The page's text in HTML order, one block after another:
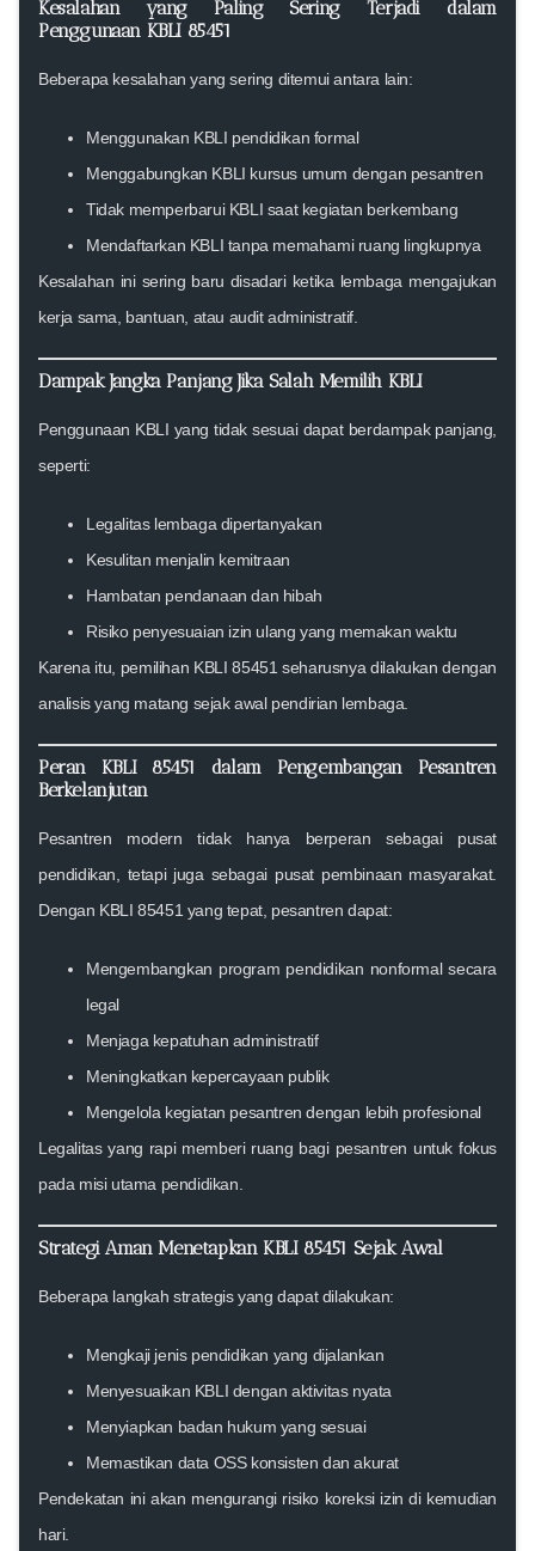
Kesalahan yang Paling Sering Terjadi dalam
Penggunaan KBLI 85451
Beberapa kesalahan yang sering ditemui antara lain:
Menggunakan KBLI pendidikan formal
Menggabungkan KBLI kursus umum dengan pesantren
Tidak memperbarui KBLI saat kegiatan berkembang
Mendaftarkan KBLI tanpa memahami ruang lingkupnya
Kesalahan ini sering baru disadari ketika lembaga mengajukan
kerja sama, bantuan, atau audit administratif.
Dampak Jangka Panjang Jika Salah Memilih KBLI
Penggunaan KBLI yang tidak sesuai dapat berdampak panjang,
seperti:
Legalitas lembaga dipertanyakan
Kesulitan menjalin kemitraan
Hambatan pendanaan dan hibah
Risiko penyesuaian izin ulang yang memakan waktu
Karena itu, pemilihan KBLI 85451 seharusnya dilakukan dengan
analisis yang matang sejak awal pendirian lembaga.
Peran KBLI 85451 dalam Pengembangan Pesantren
Berkelanjutan
Pesantren modern tidak hanya berperan sebagai pusat
pendidikan, tetapi juga sebagai pusat pembinaan masyarakat.
Dengan KBLI 85451 yang tepat, pesantren dapat:
Mengembangkan program pendidikan nonformal secara
legal
Menjaga kepatuhan administratif
Meningkatkan kepercayaan publik
Mengelola kegiatan pesantren dengan lebih profesional
Legalitas yang rapi memberi ruang bagi pesantren untuk fokus
pada misi utama pendidikan.
Strategi Aman Menetapkan KBLI 85451 Sejak Awal
Beberapa langkah strategis yang dapat dilakukan:
Mengkaji jenis pendidikan yang dijalankan
Menyesuaikan KBLI dengan aktivitas nyata
Menyiapkan badan hukum yang sesuai
Memastikan data OSS konsisten dan akurat
Pendekatan ini akan mengurangi risiko koreksi izin di kemudian
hari.